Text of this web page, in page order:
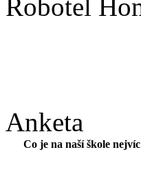
Robotel
Anketa
Co je na naší škole